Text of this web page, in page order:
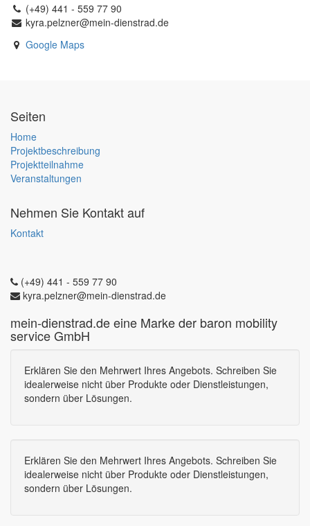
(+49) 441 - 559 77 90
kyra.pelzner@mein-dienstrad.de
Google Maps
Seiten
Home
Projektbeschreibung
Projektteilnahme
Veranstaltungen
Nehmen Sie Kontakt auf
Kontakt
(+49) 441 - 559 77 90
kyra.pelzner@mein-dienstrad.de
mein-dienstrad.de eine Marke der baron mobility
service GmbH
Erklären Sie den Mehrwert Ihres Angebots. Schreiben Sie
idealerweise nicht über Produkte oder Dienstleistungen,
sondern über Lösungen.
Erklären Sie den Mehrwert Ihres Angebots. Schreiben Sie
idealerweise nicht über Produkte oder Dienstleistungen,
sondern über Lösungen.